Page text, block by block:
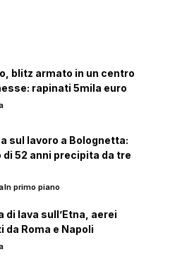
blitz armato in un centro
rapinati 5mila euro
sul lavoro a Bolognetta:
di 52 anni precipita da tre
In primo piano
di lava sull’Etna, aerei
da Roma e Napoli